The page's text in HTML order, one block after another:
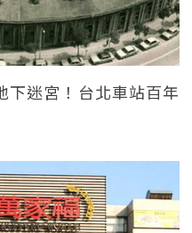
下迷宮！台北車站百年